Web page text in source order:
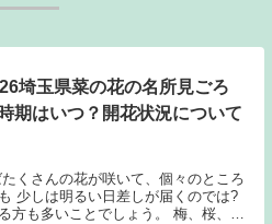
埼玉県菜の花の名所見ごろ
期はいつ？開花状況について
くさんの花が咲いて、個々のところ
少しは明るい日差しが届くのでは?
方も多いことでしょう。 梅、桜、チ